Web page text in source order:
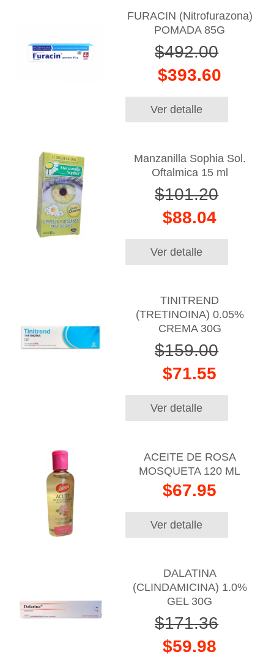
FURACIN (Nitrofurazona)
POMADA 85G
$492.00
$393.60
Ver detalle
Manzanilla Sophia Sol.
Oftalmica 15 ml
$101.20
$88.04
Ver detalle
TINITREND
(TRETINOINA) 0.05%
CREMA 30G
$159.00
$71.55
Ver detalle
ACEITE DE ROSA
MOSQUETA 120 ML
$67.95
Ver detalle
DALATINA
(CLINDAMICINA) 1.0%
GEL 30G
$171.36
$59.98